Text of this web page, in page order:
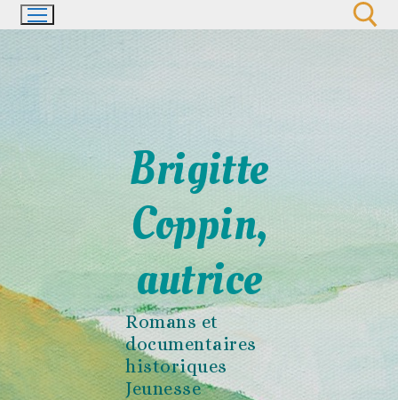
Aller
au
Brigitte
Coppin,
autrice
Romans et
documentaires
historiques
Jeunesse